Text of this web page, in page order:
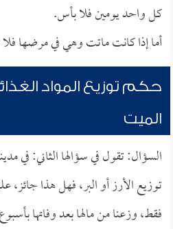
كل واحد يومين فلا بأس.
أما إذا كانت ماتت وهي في مرضها
حكم توزيع المواد
الميت
السؤال: تقول في سؤالها الثاني: في
توزيع الأرز أو البر، فهل هذا جائز،
فقط، وزعنا من مالها بعد وفاتها